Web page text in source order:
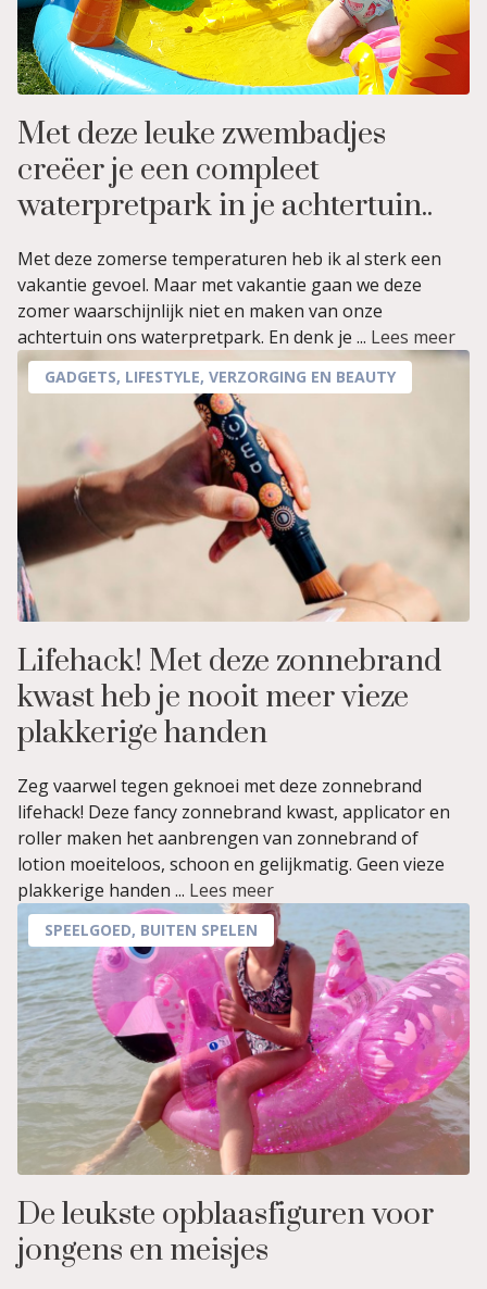
Met deze leuke zwembadjes
creëer je een compleet
waterpretpark in je achtertuin..
Met deze zomerse temperaturen heb ik al sterk een
vakantie gevoel. Maar met vakantie gaan we deze
zomer waarschijnlijk niet en maken van onze
achtertuin ons waterpretpark. En denk je ... Lees meer
GADGETS, LIFESTYLE, VERZORGING EN BEAUTY
Lifehack! Met deze zonnebrand
kwast heb je nooit meer vieze
plakkerige handen
Zeg vaarwel tegen geknoei met deze zonnebrand
lifehack! Deze fancy zonnebrand kwast, applicator en
roller maken het aanbrengen van zonnebrand of
lotion moeiteloos, schoon en gelijkmatig. Geen vieze
plakkerige handen ... Lees meer
SPEELGOED, BUITEN SPELEN
De leukste opblaasfiguren voor
jongens en meisjes